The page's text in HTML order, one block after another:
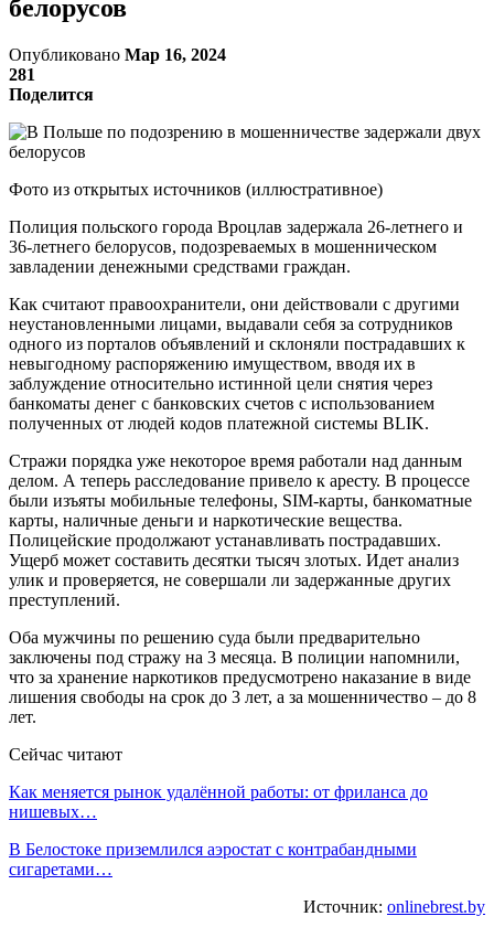
белорусов
Опубликовано Мар 16, 2024
281
Поделится
Фото из открытых источников (иллюстративное)
Полиция польского города Вроцлав задержала 26-летнего и
36-летнего белорусов, подозреваемых в мошенническом
завладении денежными средствами граждан.
Как считают правоохранители, они действовали с другими
неустановленными лицами, выдавали себя за сотрудников
одного из порталов объявлений и склоняли пострадавших к
невыгодному распоряжению имуществом, вводя их в
заблуждение относительно истинной цели снятия через
банкоматы денег с банковских счетов с использованием
полученных от людей кодов платежной системы BLIK.
Стражи порядка уже некоторое время работали над данным
делом. А теперь расследование привело к аресту. В процессе
были изъяты мобильные телефоны, SIM-карты, банкоматные
карты, наличные деньги и наркотические вещества.
Полицейские продолжают устанавливать пострадавших.
Ущерб может составить десятки тысяч злотых. Идет анализ
улик и проверяется, не совершали ли задержанные других
преступлений.
Оба мужчины по решению суда были предварительно
заключены под стражу на 3 месяца. В полиции напомнили,
что за хранение наркотиков предусмотрено наказание в виде
лишения свободы на срок до 3 лет, а за мошенничество – до 8
лет.
Сейчас читают
Как меняется рынок удалённой работы: от фриланса до
нишевых…
В Белостоке приземлился аэростат с контрабандными
сигаретами…
Источник: onlinebrest.by